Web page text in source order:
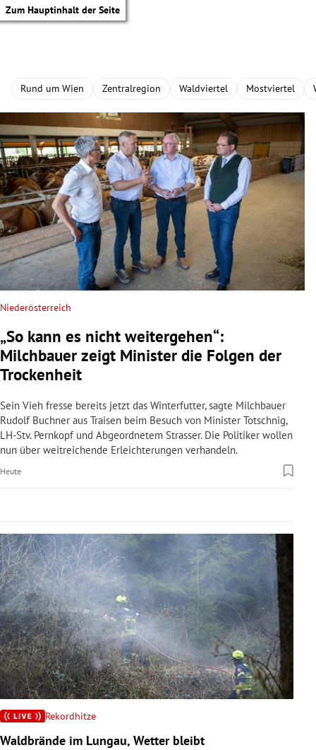
Zum Hauptinhalt der Seite
Untermenü
Untermenü
Untermenü
Untermenü
Untermenü
Untermenü
Untermenü
Untermenü
Rund um Wien Zentralregion Waldviertel Mostviertel
Niederösterreich
„So kann es nicht weitergehen“:
Milchbauer zeigt Minister die Folgen der
Trockenheit
Sein Vieh fresse bereits jetzt das Winterfutter, sagte Milchbauer
Rudolf Buchner aus Traisen beim Besuch von Minister Totschnig,
LH-Stv. Pernkopf und Abgeordnetem Strasser. Die Politiker wollen
nun über weitreichende Erleichterungen verhandeln.
Heute
Rekordhitze
Waldbrände im Lungau, Wetter bleibt